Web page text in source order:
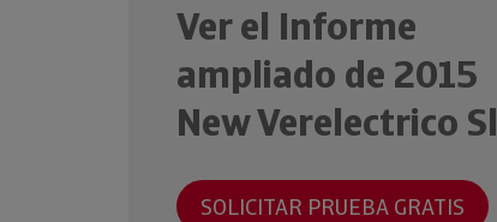
Ver el Informe
ampliado de 2015
New Verelectrico Sl
SOLICITAR PRUEBA GRATIS